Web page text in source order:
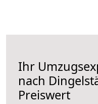
Ihr
nach
Preiswert